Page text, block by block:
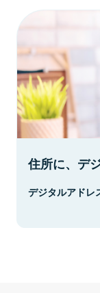
住所に、デ
デジタルアドレ